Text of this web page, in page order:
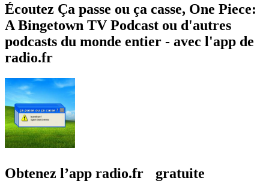
Écoutez Ça passe ou ça casse, One Piece:
A Bingetown TV Podcast ou d'autres
podcasts du monde entier - avec l'app de
radio.fr
Obtenez l’app radio.fr gratuite